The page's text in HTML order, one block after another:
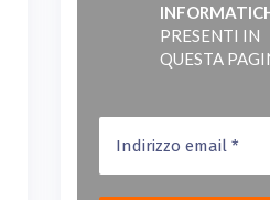
PRESENTI IN
QUESTA